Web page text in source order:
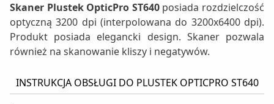
Skaner Plustek OpticPro ST640posiada rozdzielczość
optyczną 3200 dpi (interpolowana do 3200x6400 dpi).
Produkt posiada elegancki design. Skaner pozwala
również na skanowanie kliszy i negatywów.
INSTRUKCJA OBSŁUGI DO PLUSTEK OPTICPRO ST640